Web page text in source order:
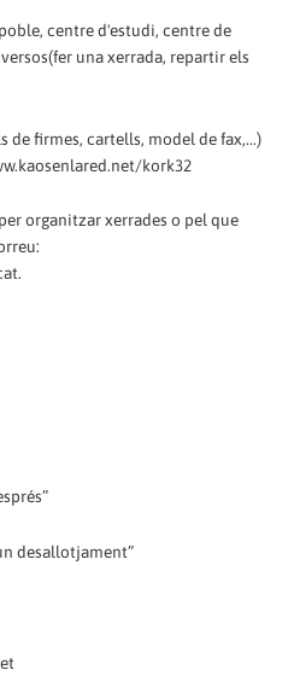
centre d'estudi, centre de
una xerrada, repartir els
de firmes, cartells, model de fax,...)
kork32
organitzar xerrades o pel que
desallotjament”